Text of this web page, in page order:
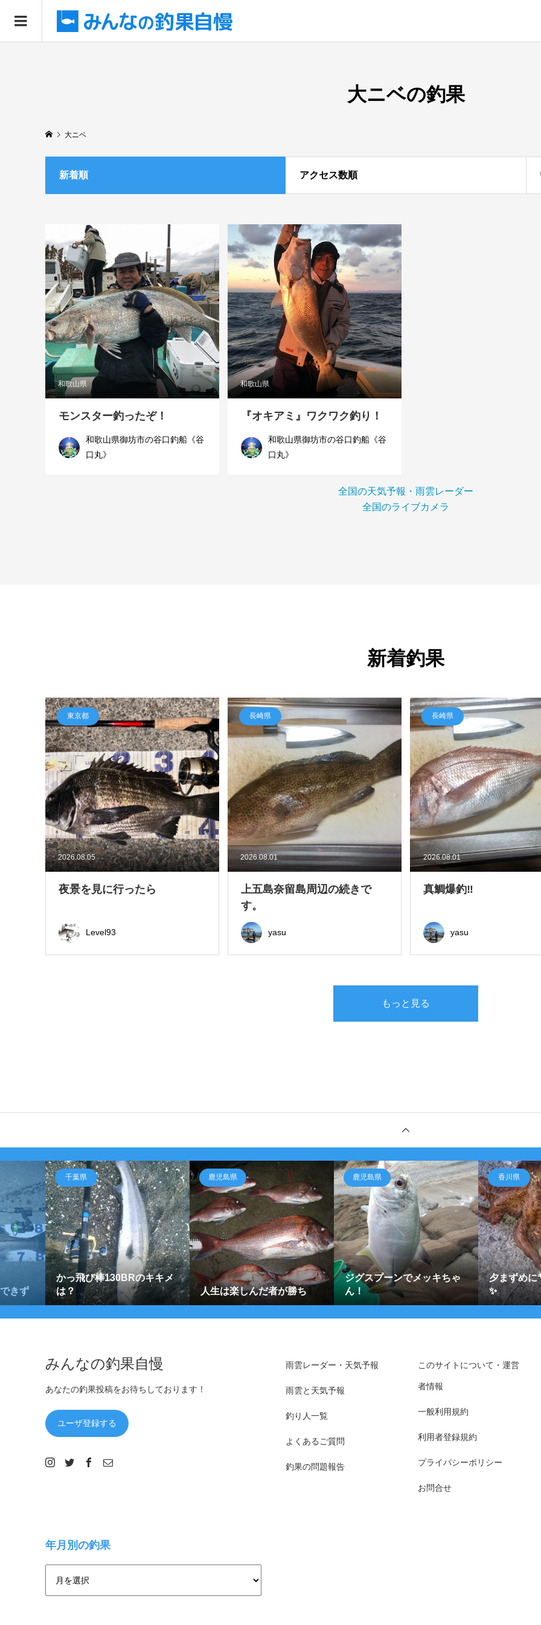
大ニベの釣果
大ニベ
新着順 アクセス数順
和歌山県
モンスター釣ったぞ！
和歌山県御坊市の谷口釣船《谷
口丸》
和歌山県
『オキアミ』ワクワク釣り！
和歌山県御坊市の谷口釣船《谷
口丸》
全国の天気予報・雨雲レーダー
全国のライブカメラ
新着釣果
2026.08.05
東京都
夜景を見に行ったら
Level93
2026.08.01
長崎県
上五島奈留島周辺の続きで
す。
yasu
2026.08.01
長崎県
真鯛爆釣‼
yasu
もっと見る
きず
千葉県
かっ飛び棒130BRのキキメ
は？
鹿児島県
人生は楽しんだ者が勝ち
鹿児島県
ジグスプーンでメッキちゃ
ん！
香川県
夕まずめ
✨
みんなの釣果自慢
あなたの釣果投稿をお待ちしております！
ユーザ登録する
雨雲レーダー・天気予報
雨雲と天気予報
釣り人一覧
よくあるご質問
釣果の問題報告
このサイトについて・運営
者情報
一般利用規約
利用者登録規約
プライバシーポリシー
お問合せ
年月別の釣果